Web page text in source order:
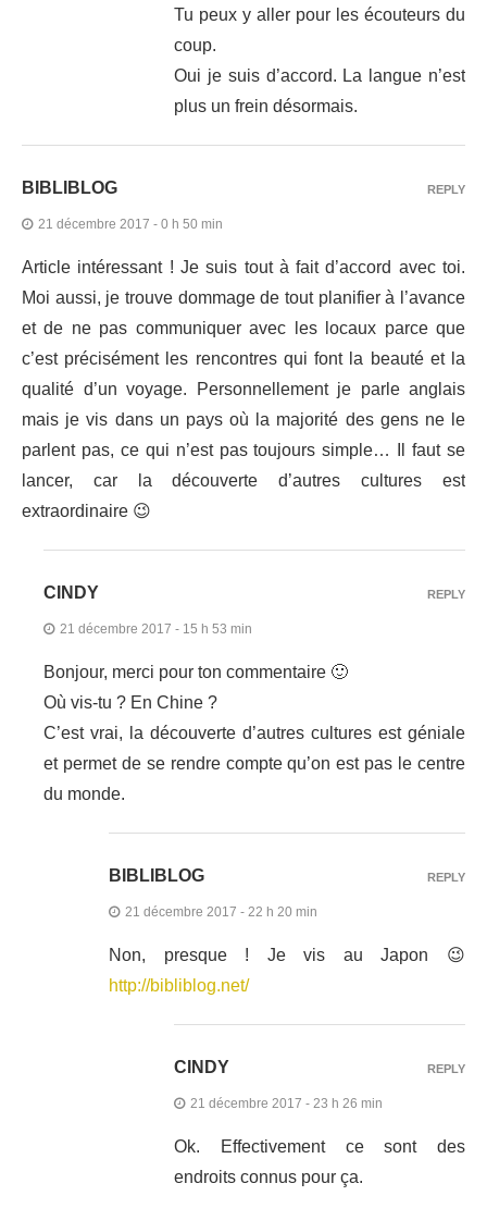
Tu peux y aller pour les écouteurs du
coup.
Oui je suis d’accord. La langue n’est
plus un frein désormais.
BIBLIBLOG
21 décembre 2017 - 0 h 50 min
Article intéressant ! Je suis tout à fait d’accord avec toi.
Moi aussi, je trouve dommage de tout planifier à l’avance
et de ne pas communiquer avec les locaux parce que
c’est précisément les rencontres qui font la beauté et la
qualité d’un voyage. Personnellement je parle anglais
mais je vis dans un pays où la majorité des gens ne le
parlent pas, ce qui n’est pas toujours simple… Il faut se
lancer, car la découverte d’autres cultures est
extraordinaire 😉
REPLY
CINDY
21 décembre 2017 - 15 h 53 min
Bonjour, merci pour ton commentaire 🙂
Où vis-tu ? En Chine ?
C’est vrai, la découverte d’autres cultures est géniale
et permet de se rendre compte qu’on est pas le centre
du monde.
REPLY
BIBLIBLOG
21 décembre 2017 - 22 h 20 min
Non, presque ! Je vis au Japon 😉
http://bibliblog.net/
REPLY
CINDY
21 décembre 2017 - 23 h 26 min
Ok. Effectivement ce sont des
endroits connus pour ça.
REPLY